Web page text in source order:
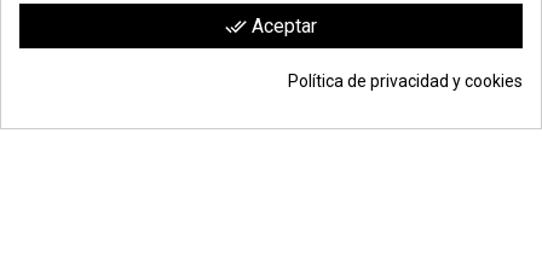
Añadir a la cesta *228,90 €
clic aquí para mostrar el certificado.
done_all Aceptar
Política de privacidad y cookies